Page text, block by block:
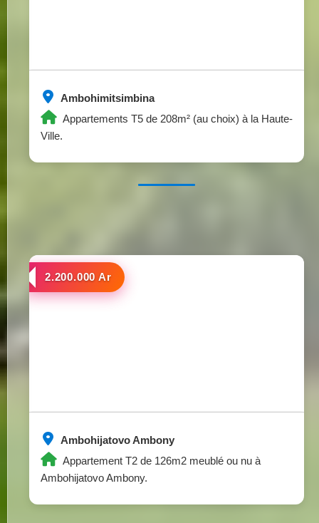
Ambohimitsimbina
Appartements T5 de 208m² (au choix) à la Haute-
Ville.
Ambohijatovo Ambony
Appartement T2 de 126m2 meublé ou nu à
Ambohijatovo Ambony.
a louer
2.200.000 Ar